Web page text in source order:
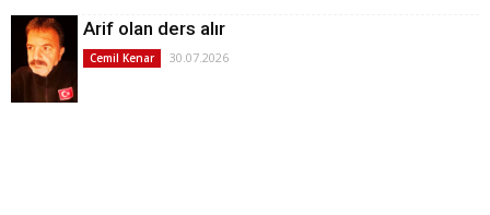
Arif olan ders alır
Cemil Kenar 30.07.2026